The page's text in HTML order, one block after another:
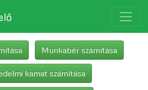
Munkabér számítása
kamat számítása